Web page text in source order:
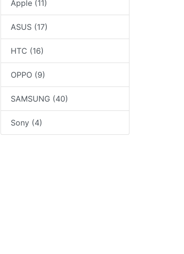
Apple (11)
ASUS (17)
HTC (16)
OPPO (9)
SAMSUNG (40)
Sony (4)